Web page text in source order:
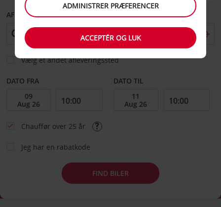
AFHENT FRA
Vælg et andet afleveringssted
DATO FRA DATO TIL
Chauffør over 25 år
Jeg har en rabatkode
FIND BILER
ADMINISTRER PRÆFERENCER
ACCEPTÉR OG LUK